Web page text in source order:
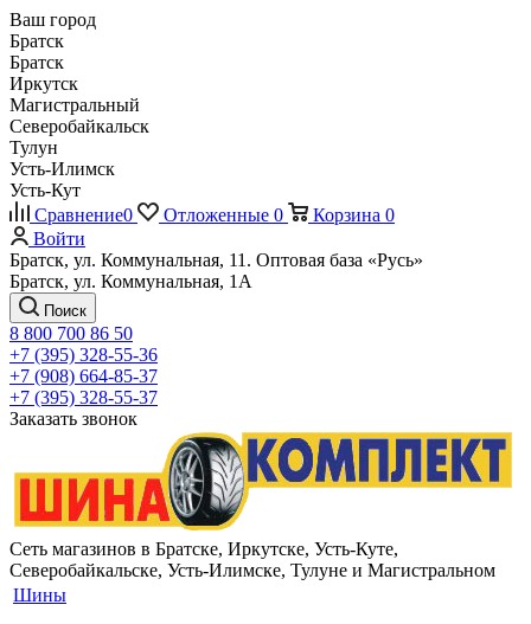
Ваш город
Братск
Братск
Иркутск
Магистральный
Северобайкальск
Тулун
Усть-Илимск
Усть-Кут
Сравнение0 Отложенные 0 Корзина 0
Войти
Братск, ул. Коммунальная, 11. Оптовая база «Русь»
Братск, ул. Коммунальная, 1А
Поиск
8 800 700 86 50
+7 (395) 328-55-36
+7 (908) 664-85-37
+7 (395) 328-55-37
Заказать звонок
Сеть магазинов в Братске, Иркутске, Усть-Куте,
Северобайкальске, Усть-Илимске, Тулуне и Магистральном
Шины